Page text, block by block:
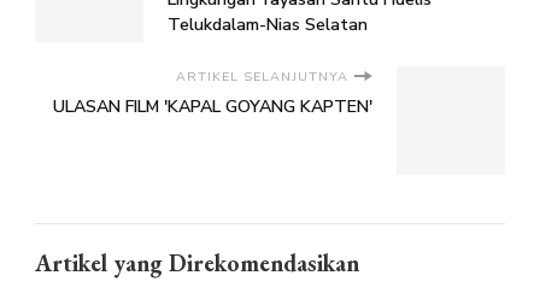
Telukdalam-Nias Selatan
ARTIKEL SELANJUTNYA
ULASAN FILM 'KAPAL GOYANG KAPTEN'
Artikel yang Direkomendasikan